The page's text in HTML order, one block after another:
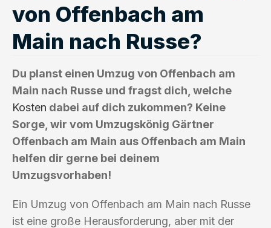
von Offenbach am
Main nach Russe?
Du planst einen Umzug von Offenbach am
Main nach Russe und fragst dich, welche
Kosten dabei auf dich zukommen? Keine
Sorge, wir vom Umzugskönig Gärtner
Offenbach am Main aus Offenbach am Main
helfen dir gerne bei deinem
Umzugsvorhaben!
Ein Umzug von Offenbach am Main nach Russe
ist eine große Herausforderung, aber mit der